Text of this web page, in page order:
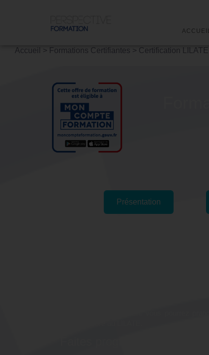
ACCUEIL
Accueil > Formations Certifiantes > Certification LILATE
Présentation